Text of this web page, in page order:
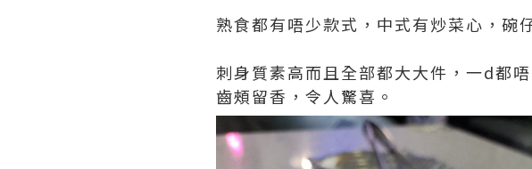
熟食都有唔少款式，中式有炒菜心，碗
刺身質素高而且全部都大大件，一d都
齒頰留香，令人驚喜。